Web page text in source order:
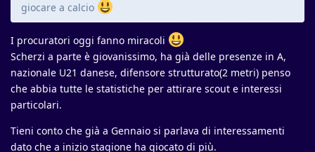
giocare a calcio
I procuratori oggi fanno miracoli
Scherzi a parte è giovanissimo, ha già delle presenze in A,
nazionale U21 danese, difensore strutturato(2 metri) penso
che abbia tutte le statistiche per attirare scout e interessi
particolari.
Tieni conto che già a Gennaio si parlava di interessamenti
dato che a inizio stagione ha giocato di più.